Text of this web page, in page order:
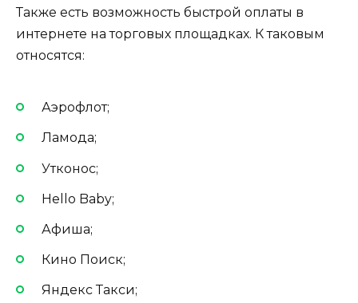
Также есть возможность быстрой оплаты в
интернете на торговых площадках. К таковым
относятся:
Аэрофлот;
Ламода;
Утконос;
Hello Baby;
Афиша;
Кино Поиск;
Яндекс Такси;